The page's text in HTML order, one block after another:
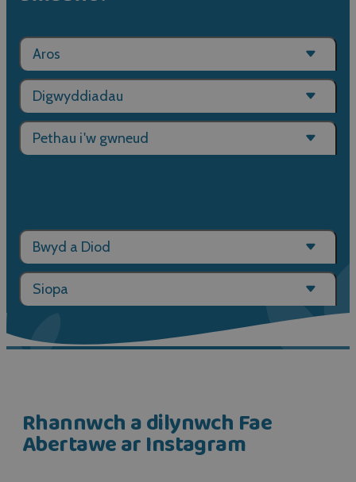
Aros
Digwyddiadau
Pethau i'w gwneud
Bwyd a Diod
Siopa
Rhannwch a dilynwch Fae
Abertawe ar Instagram